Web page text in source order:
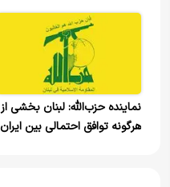
نماینده حزب‌الله: لبنان بخشی از
هرگونه توافق احتمالی بین ایران